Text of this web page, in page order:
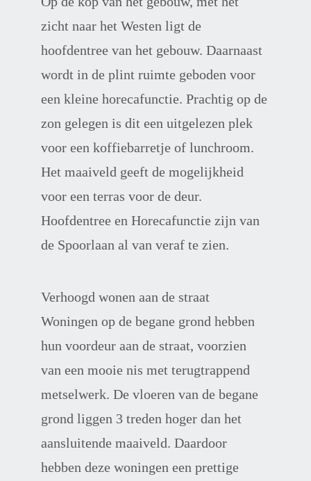
zicht naar het Westen ligt de
hoofdentree van het gebouw. Daarnaast
wordt in de plint ruimte geboden voor
een kleine horecafunctie. Prachtig op de
zon gelegen is dit een uitgelezen plek
voor een koffiebarretje of lunchroom.
Het maaiveld geeft de mogelijkheid
voor een terras voor de deur.
Hoofdentree en Horecafunctie zijn van
de Spoorlaan al van veraf te zien.
Verhoogd wonen aan de straat
Woningen op de begane grond hebben
hun voordeur aan de straat, voorzien
van een mooie nis met terugtrappend
metselwerk. De vloeren van de begane
grond liggen 3 treden hoger dan het
aansluitende maaiveld. Daardoor
hebben deze woningen een prettige